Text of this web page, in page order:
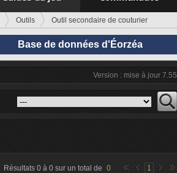
Outils Outil secondaire de couturier
Base de données d'Éorzéa
Version : mise à jour 7.55
Résultats 0 à 0 sur un total de 0 1